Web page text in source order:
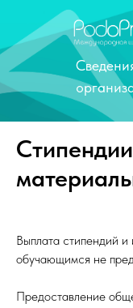
Выплата стипендий
обучающимся не
Предоставление